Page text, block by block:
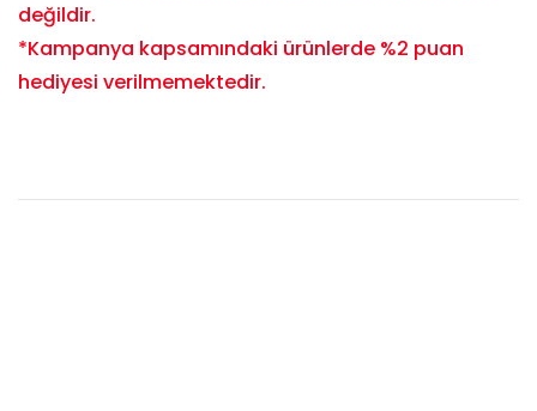
değildir.
*Kampanya kapsamındaki ürünlerde %2 puan
hediyesi verilmemektedir.